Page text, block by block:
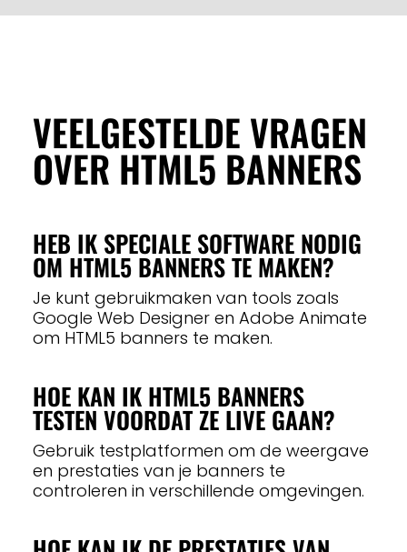
VEELGESTELDE VRAGEN
OVER HTML5 BANNERS
HEB IK SPECIALE SOFTWARE NODIG
OM HTML5 BANNERS TE MAKEN?
Je kunt gebruikmaken van tools zoals
Google Web Designer en Adobe Animate
om HTML5 banners te maken.
HOE KAN IK HTML5 BANNERS
TESTEN VOORDAT ZE LIVE GAAN?
Gebruik testplatformen om de weergave
en prestaties van je banners te
controleren in verschillende omgevingen.